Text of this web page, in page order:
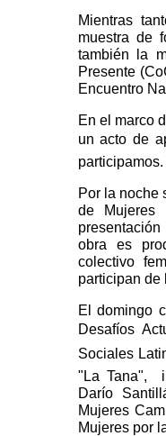
Mientras
muestra de
también la
Presente
Encuentro
En el marco
un acto de
participamos.
Por la noche
de Mujeres
obra es
colectivo
participan de
El domingo
Desafíos
Sociales
"La Tana",
Darío
Mujeres
Mujeres por